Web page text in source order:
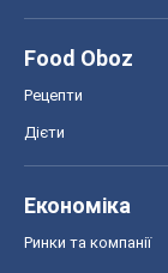
Food Oboz
Рецепти
Дієти
Економіка
Ринки та компанії